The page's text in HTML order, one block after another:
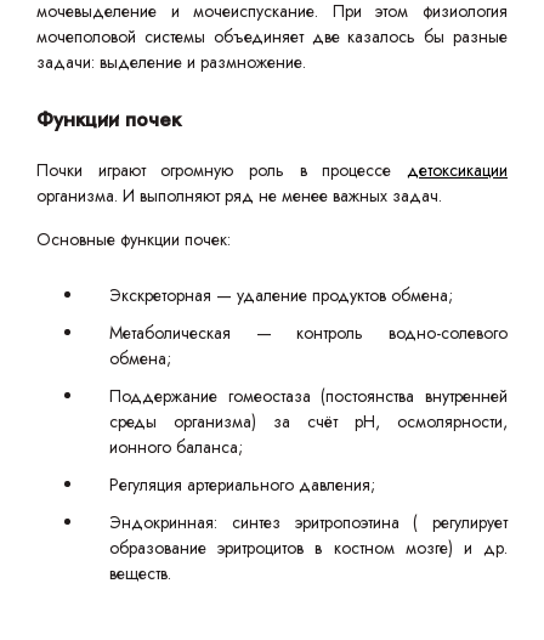
мочевыделение и мочеиспускание. При этом физиология
мочеполовой системы объединяет две казалось бы разные
задачи: выделение и размножение.
Функции почек
Почки играют огромную роль в процессе детоксикации
организма. И выполняют ряд не менее важных задач.
Основные функции почек:
Экскреторная — удаление продуктов обмена;
Метаболическая — контроль водно-солевого
обмена;
Поддержание гомеостаза (постоянства внутренней
среды организма) за счёт рН, осмолярности,
ионного баланса;
Регуляция артериального давления;
Эндокринная: синтез эритропоэтина ( регулирует
образование эритроцитов в костном мозге) и др.
веществ.